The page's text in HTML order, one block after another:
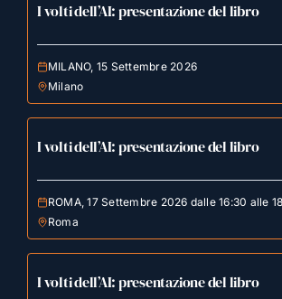
I volti dell’AI: presentazione del libro
MILANO, 15 Settembre 2026
Milano
I volti dell’AI: presentazione del libro
ROMA, 17 Settembre 2026 dalle 16:30 alle
Roma
I volti dell’AI: presentazione del libro